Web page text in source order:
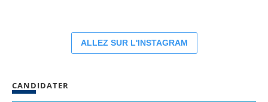
ALLEZ SUR L'INSTAGRAM
CANDIDATER